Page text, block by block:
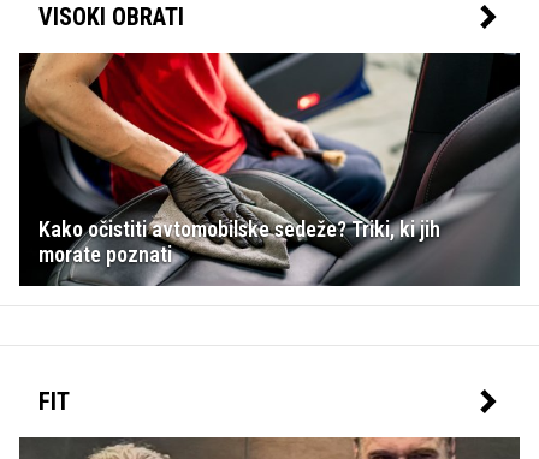
VISOKI OBRATI
Kako očistiti avtomobilske sedeže? Triki, ki jih
morate poznati
FIT